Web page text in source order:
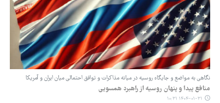
نگاهی به مواضع و جایگاه روسیه در میانه مذاکرات و توافق احتمالی میان ایران و آمریکا
منافع پیدا و پنهان روسیه از راهبرد همسویی
۱۴۰۴-۰۱-۳۱ ۱۰:۳۱